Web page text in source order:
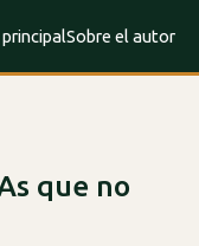
Sobre el autor
que no